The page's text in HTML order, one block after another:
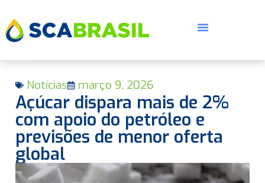
Notícias março 9, 2026
Açúcar dispara mais de 2%
com apoio do petróleo e
previsões de menor oferta
global